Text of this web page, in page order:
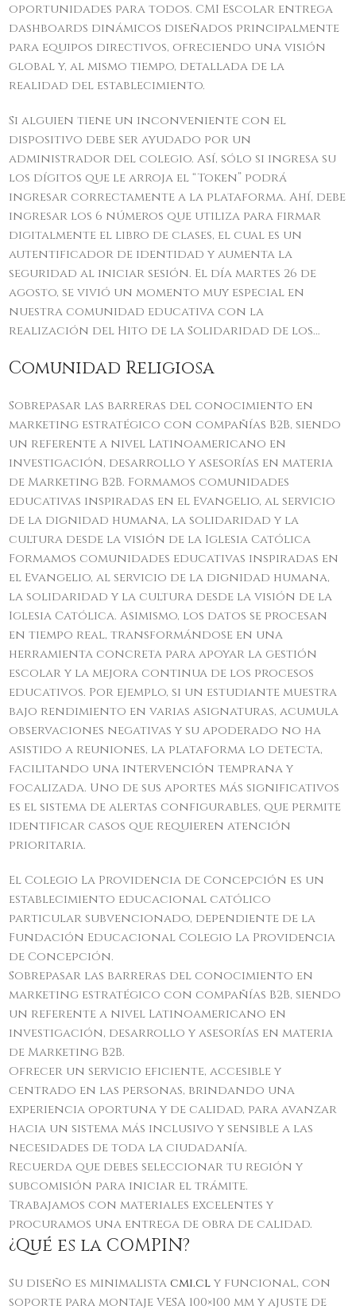
oportunidades para todos. CMI Escolar entrega
dashboards dinámicos diseñados principalmente
para equipos directivos, ofreciendo una visión
global y, al mismo tiempo, detallada de la
realidad del establecimiento.
Si alguien tiene un inconveniente con el
dispositivo debe ser ayudado por un
administrador del colegio. Así, sólo si ingresa su
los dígitos que le arroja el “Token” podrá
ingresar correctamente a la plataforma. Ahí, debe
ingresar los 6 números que utiliza para firmar
digitalmente el libro de clases, el cual es un
autentificador de identidad y aumenta la
seguridad al iniciar sesión. El día martes 26 de
agosto, se vivió un momento muy especial en
nuestra comunidad educativa con la
realización del Hito de la Solidaridad de los…
Comunidad Religiosa
Sobrepasar las barreras del conocimiento en
marketing estratégico con compañías B2B, siendo
un referente a nivel Latinoamericano en
investigación, desarrollo y asesorías en materia
de Marketing B2B. Formamos comunidades
educativas inspiradas en el Evangelio, al servicio
de la dignidad humana, la solidaridad y la
cultura desde la visión de la Iglesia Católica
Formamos comunidades educativas inspiradas en
el Evangelio, al servicio de la dignidad humana,
la solidaridad y la cultura desde la visión de la
Iglesia Católica. Asimismo, los datos se procesan
en tiempo real, transformándose en una
herramienta concreta para apoyar la gestión
escolar y la mejora continua de los procesos
educativos. Por ejemplo, si un estudiante muestra
bajo rendimiento en varias asignaturas, acumula
observaciones negativas y su apoderado no ha
asistido a reuniones, la plataforma lo detecta,
facilitando una intervención temprana y
focalizada. Uno de sus aportes más significativos
es el sistema de alertas configurables, que permite
identificar casos que requieren atención
prioritaria.
El Colegio La Providencia de Concepción es un
establecimiento educacional católico
particular subvencionado, dependiente de la
Fundación Educacional Colegio La Providencia
de Concepción.
Sobrepasar las barreras del conocimiento en
marketing estratégico con compañías B2B, siendo
un referente a nivel Latinoamericano en
investigación, desarrollo y asesorías en materia
de Marketing B2B.
Ofrecer un servicio eficiente, accesible y
centrado en las personas, brindando una
experiencia oportuna y de calidad, para avanzar
hacia un sistema más inclusivo y sensible a las
necesidades de toda la ciudadanía.
Recuerda que debes seleccionar tu región y
subcomisión para iniciar el trámite.
Trabajamos con materiales excelentes y
procuramos una entrega de obra de calidad.
¿Qué es la COMPIN?
Su diseño es minimalistacmi.cly funcional, con
soporte para montaje VESA 100×100 mm y ajuste de